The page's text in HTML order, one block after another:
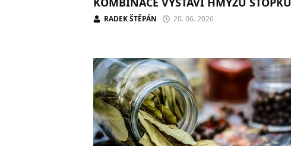
RADEK ŠTĚPÁN 20. 06. 2026